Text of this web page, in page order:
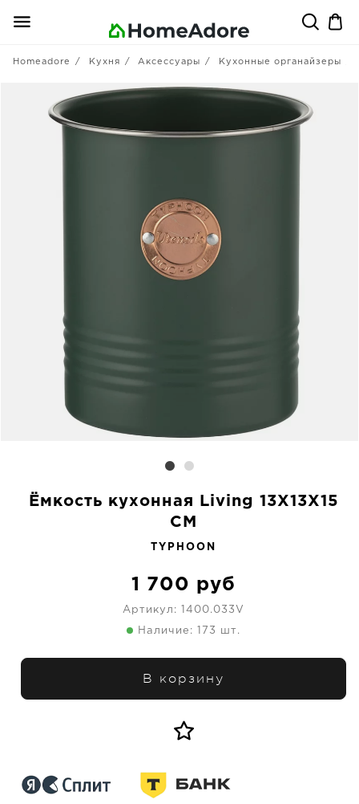
Homeadore Кухня Аксессуары Кухонные органайзеры
Ёмкость кухонная Living 13X13X15
CM
TYPHOON
1 700 руб
Артикул: 1400.033V
Наличие: 173 шт.
В корзину